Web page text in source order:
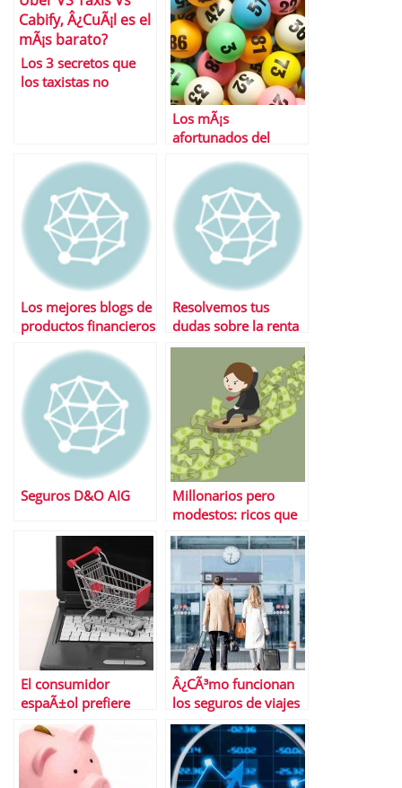
Los 3 secretos que
los taxistas no
Los mÃ¡s
afortunados del
que han ganado la
loterÃ­a mÃ¡s de una
vez
Los mejores blogs de
productos financieros
Resolvemos tus
dudas sobre la renta
Seguros D&O AIG
Millonarios pero
modestos: ricos que
viven con modestia
El consumidor
espaÃ±ol prefiere
desplazarse para
hacer la compra
Â¿CÃ³mo funcionan
los seguros de viajes
de las tarjetas de
crÃ©dito?